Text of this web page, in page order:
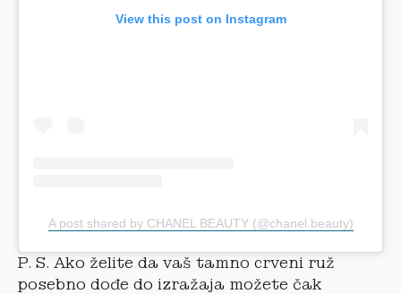
View this post on Instagram
A post shared by CHANEL BEAUTY (@chanel.beauty)
P. S. Ako želite da vaš tamno crveni ruž
posebno dođe do izražaja možete čak